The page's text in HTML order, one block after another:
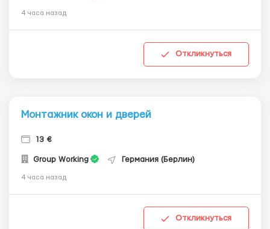
4 часа назад
Откликнуться
Монтажник окон и дверей
13 €
Group Working Германия (Берлин)
4 часа назад
Откликнуться